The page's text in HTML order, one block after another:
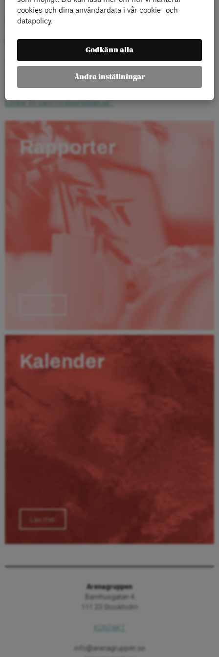
Media
Dagens Arena:
Sub Rosa:”En intressant essä av Ingemar Lindberg om kapitalism,
demokrati, globalisering, nationalism och hur vänstern ska förhålla
sig till det hela. Lindberg har en bakgrund som utredare på LO och
Rapporter
Kalender
Läs mer
Arenagruppen
Barnhusgatan 4
111 23 Stockholm
info@arenagruppen.se
cookies och dina användardata i vår cookie- och
datapolicy.
Godkänn alla
Ändra inställningar